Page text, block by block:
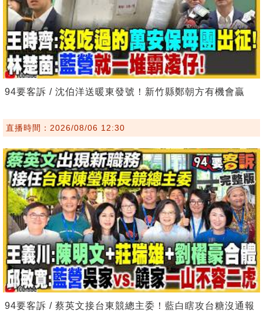
94要客訴 / 沈伯洋送暖東發號！新竹縣鄭朝方有機會贏
直播時間：2026/08/06 12:30
94要客訴 / 蔡英文接台東競總主委！藍白瞎攻台糖沒通報